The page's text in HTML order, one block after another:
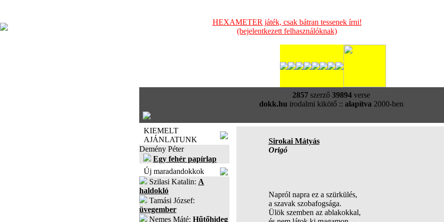
HEXAMETER játék, csak bátran tessenek írni!
(bejelentkezett felhasználóknak)
2857szerző 39894verse
dokk.hu irodalmi kikötő :: alapítva 2000-ben
KIEMELT
AJÁNLATUNK
Demény Péter
Egy fehér papírlap
Új maradandokkok
Szilasi Katalin: A
haldokló
Tamási József:
üvegember
Nemes Máté: Hűtőhideg
Sirokai Mátyás
Origó
Napról napra ez a szürkülés,
a szavak szobafogsága.
Ülök szemben az ablakokkal,